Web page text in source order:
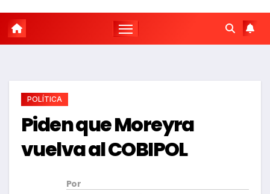
POLÍTICA
Piden que Moreyra
vuelva al COBIPOL
Por